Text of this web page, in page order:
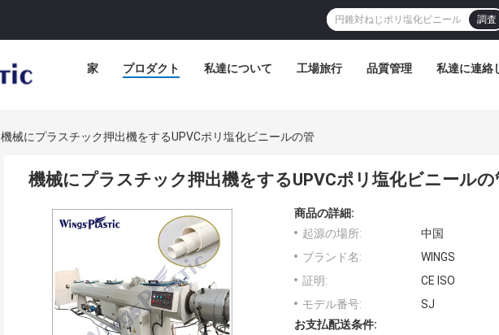
調査
家 プロダクト 私達について 工場旅行 品質管理 私達に連絡
機械にプラスチック押出機をするUPVCポリ塩化ビニールの管
機械にプラスチック押出機をするUPVCポリ塩化ビニールの
商品の詳細:
起源の場所:
中国
ブランド名:
WINGS
証明:
CE ISO
モデル番号:
SJ
お支払配送条件: